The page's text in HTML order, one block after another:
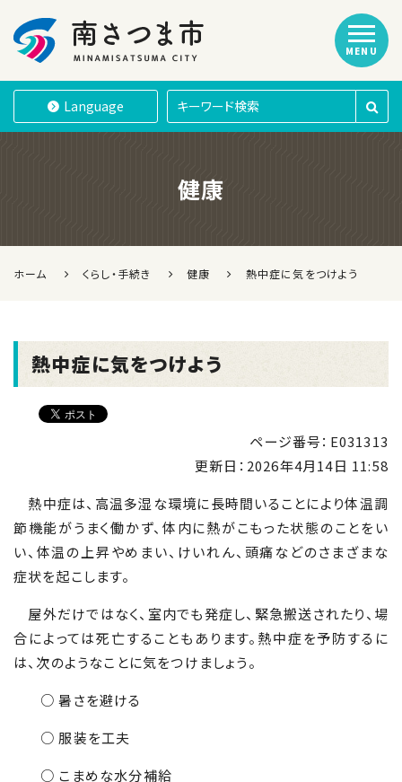
南さつま市
Language
MENU
健康
ホーム くらし・手続き 健康 熱中症に気をつけよう
熱中症に気をつけよう
ページ番号：E031313
更新日： 2026年4月14日 11:58
熱中症は、高温多湿な環境に長時間いることにより体温調
節機能がうまく働かず、体内に熱がこもった状態のことをい
い、体温の上昇やめまい、けいれん、頭痛などのさまざまな
症状を起こします。
屋外だけではなく、室内でも発症し、緊急搬送されたり、場
合によっては死亡することもあります。熱中症を予防するに
は、次のようなことに気をつけましょう。
○ 暑さを避ける
○ 服装を工夫
○ こまめな水分補給